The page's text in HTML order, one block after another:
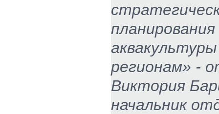
регионам» -
Виктория
начальник